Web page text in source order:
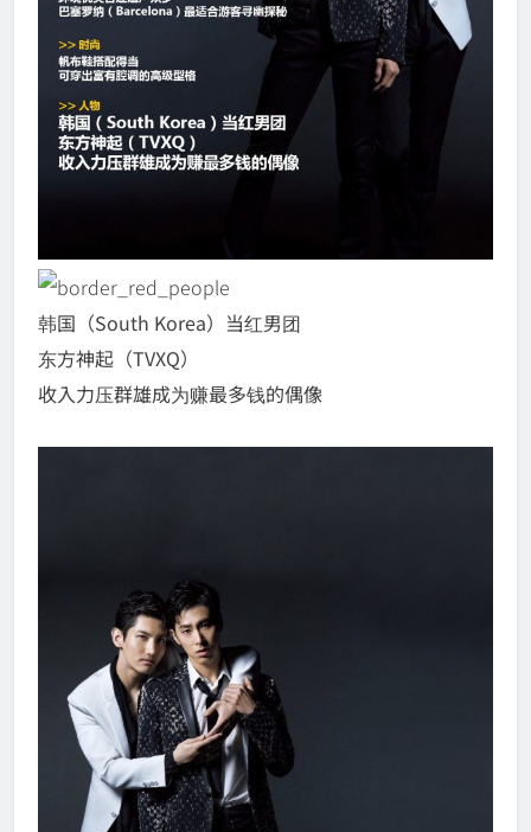
韩国（South Korea）当红男团
东方神起（TVXQ）
收入力压群雄成为赚最多钱的偶像